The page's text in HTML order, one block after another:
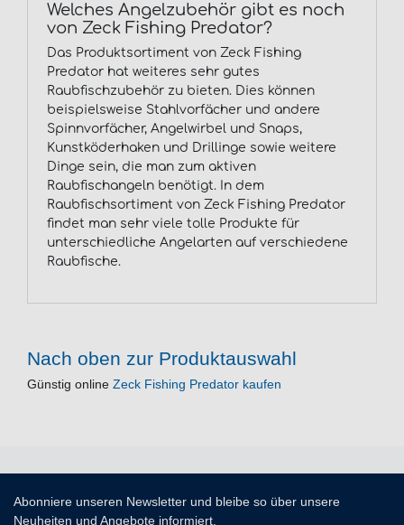
Welches Angelzubehör gibt es noch
von Zeck Fishing Predator?
Das Produktsortiment von Zeck Fishing
Predator hat weiteres sehr gutes
Raubfischzubehör zu bieten. Dies können
beispielsweise Stahlvorfächer und andere
Spinnvorfächer, Angelwirbel und Snaps,
Kunstköderhaken und Drillinge sowie weitere
Dinge sein, die man zum aktiven
Raubfischangeln benötigt. In dem
Raubfischsortiment von Zeck Fishing Predator
findet man sehr viele tolle Produkte für
unterschiedliche Angelarten auf verschiedene
Raubfische.
Nach oben zur Produktauswahl
Günstig online Zeck Fishing Predator kaufen
Abonniere unseren Newsletter und bleibe so über unsere
Neuheiten und Angebote informiert.